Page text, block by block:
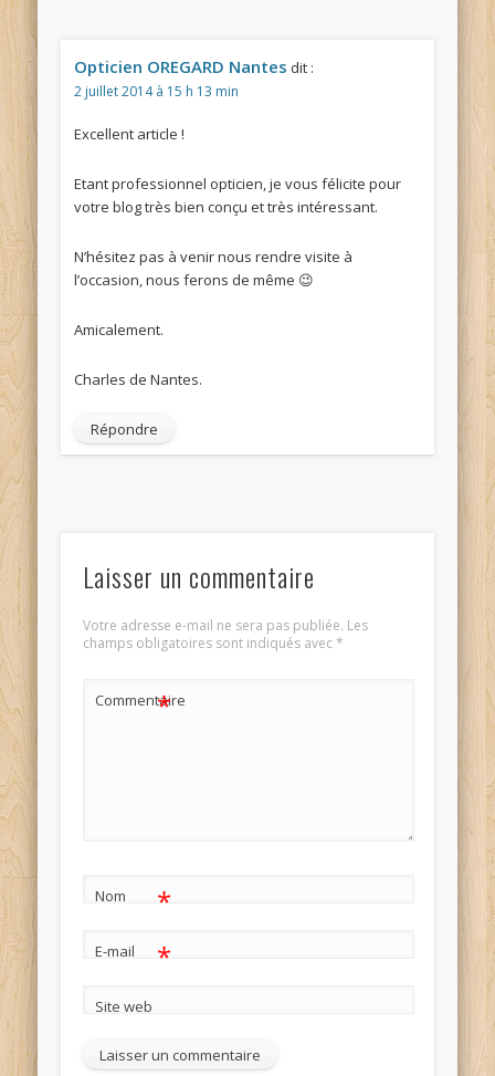
Opticien OREGARD Nantes dit :
2 juillet 2014 à 15 h 13 min
Excellent article !
Etant professionnel opticien, je vous félicite pour
votre blog très bien conçu et très intéressant.
N’hésitez pas à venir nous rendre visite à
l’occasion, nous ferons de même 😉
Amicalement.
Charles de Nantes.
Répondre
Laisser un commentaire
Votre adresse e-mail ne sera pas publiée. Les
champs obligatoires sont indiqués avec*
Commentaire
*
Nom *
E-mail *
Site web